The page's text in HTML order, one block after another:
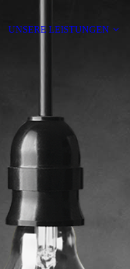
UNSERE LEISTUNGEN